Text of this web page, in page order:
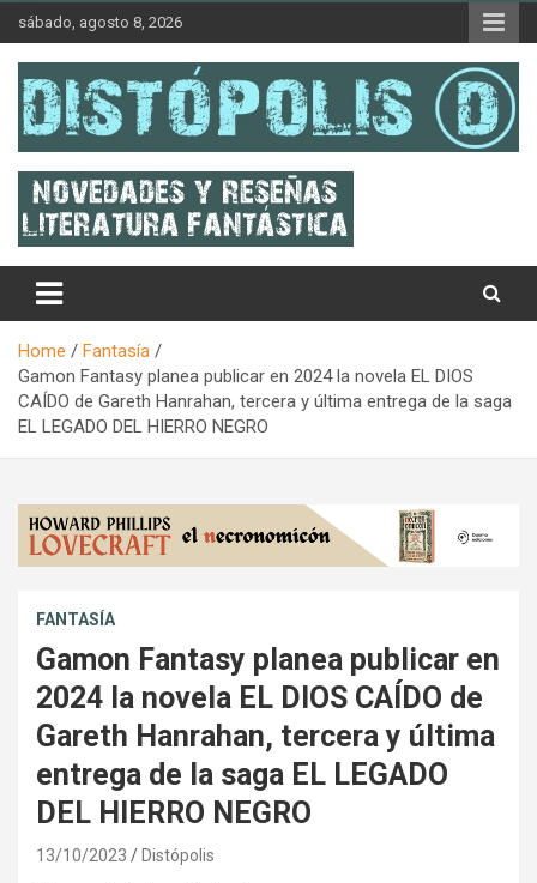
content
sábado, agosto 8, 2026
Distópolis
Home
Fantasía
Gamon Fantasy planea publicar en 2024 la novela EL DIOS
CAÍDO de Gareth Hanrahan, tercera y última entrega de la saga
EL LEGADO DEL HIERRO NEGRO
FANTASÍA
Gamon Fantasy planea publicar en
2024 la novela EL DIOS CAÍDO de
Gareth Hanrahan, tercera y última
entrega de la saga EL LEGADO
DEL HIERRO NEGRO
13/10/2023 Distópolis